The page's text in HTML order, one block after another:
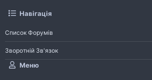
Навігація
Список Форумів
Зворотній Зв'язок
Меню